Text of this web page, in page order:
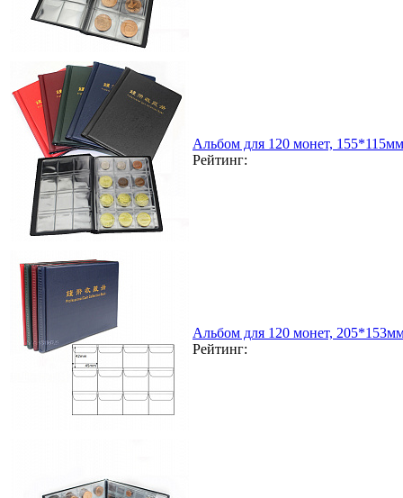
Альбом для 120 монет, 155*115мм
Рейтинг:
Альбом для 120 монет,
Рейтинг: